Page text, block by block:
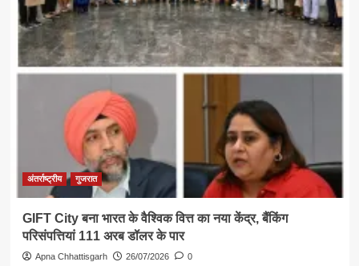
अंतर्राष्ट्रीय गुजरात
GIFT City बना भारत के वैश्विक वित्त का नया केंद्र, बैंकिंग
परिसंपत्तियां 111 अरब डॉलर के पार
Apna Chhattisgarh 26/07/2026 0